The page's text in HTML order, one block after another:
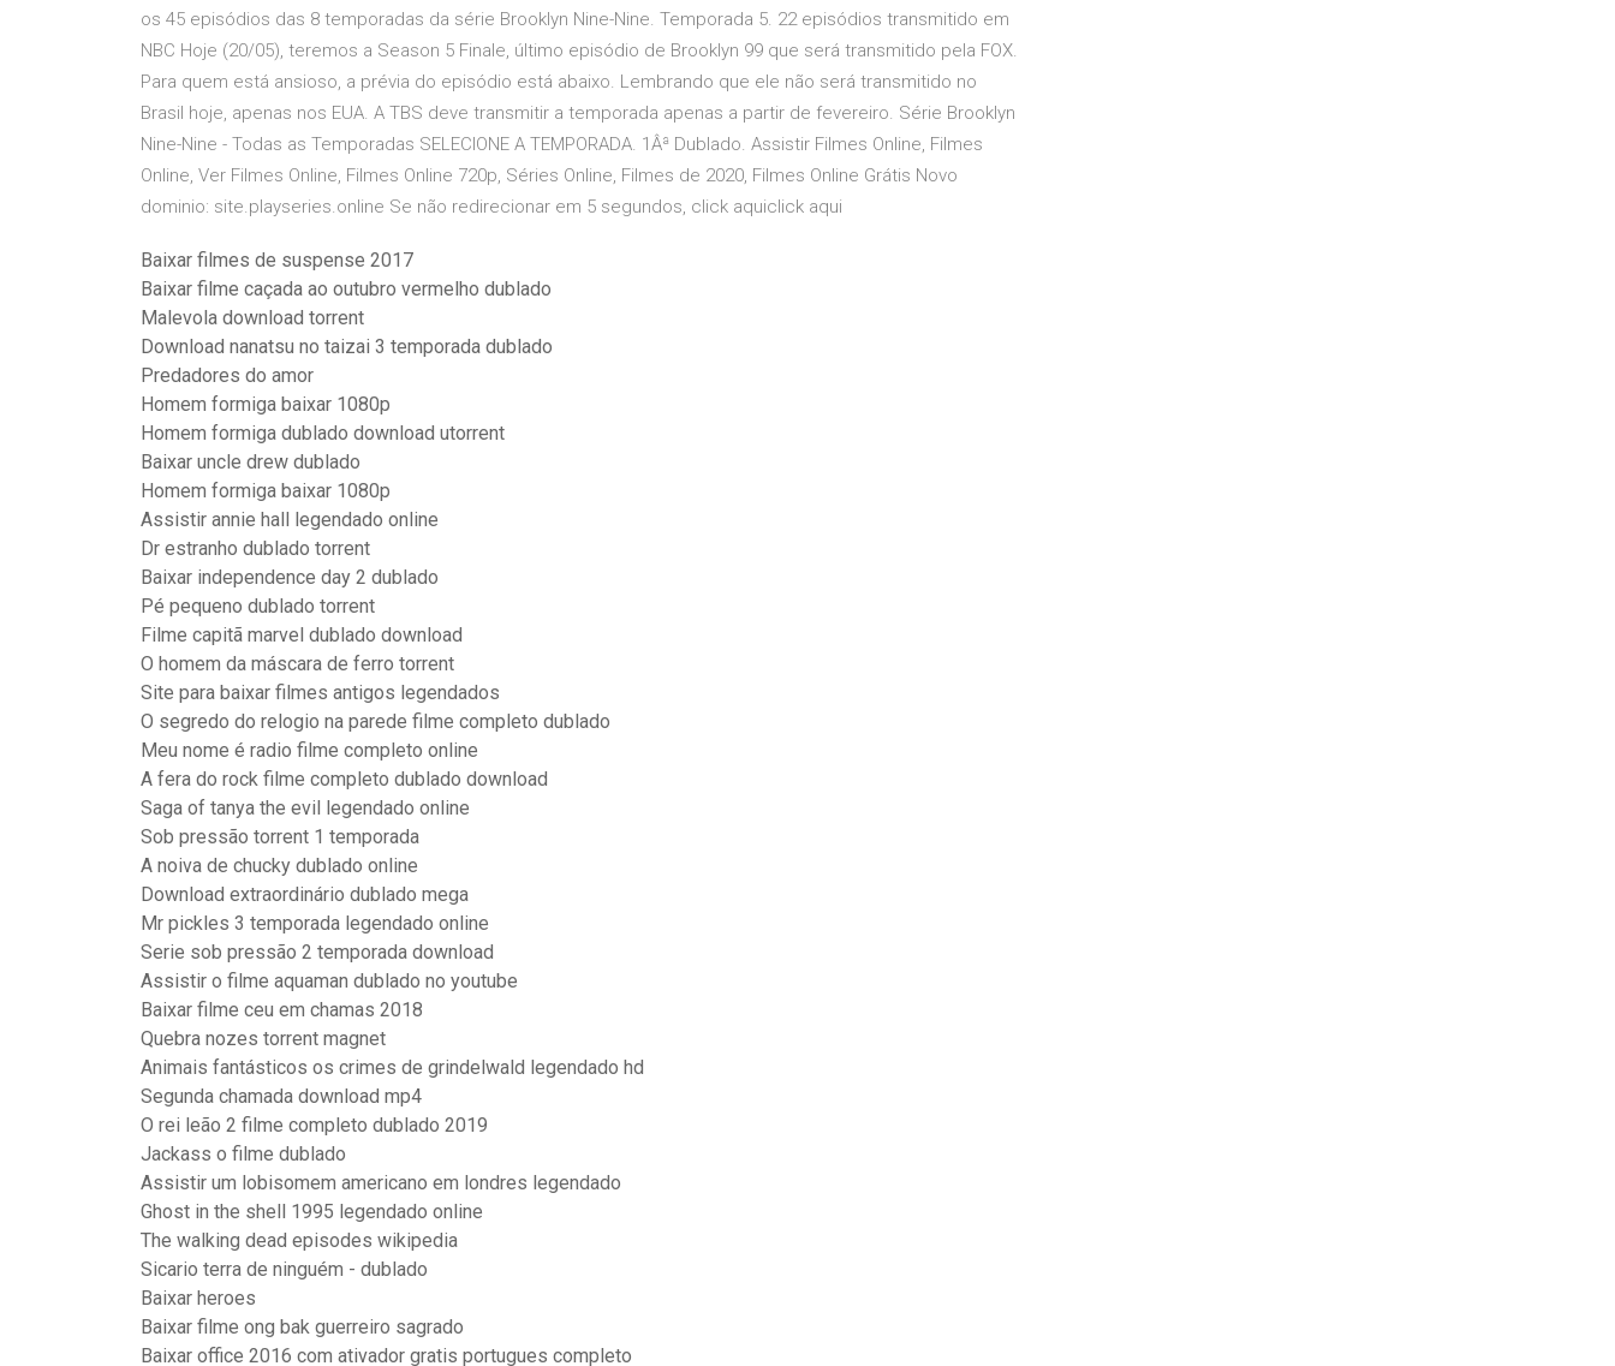
os 45 episódios das 8 temporadas da série Brooklyn Nine-Nine. Temporada 5. 22 episódios transmitido em
NBC Hoje (20/05), teremos a Season 5 Finale, último episódio de Brooklyn 99 que será transmitido pela FOX.
Para quem está ansioso, a prévia do episódio está abaixo. Lembrando que ele não será transmitido no
Brasil hoje, apenas nos EUA. A TBS deve transmitir a temporada apenas a partir de fevereiro. Série Brooklyn
Nine-Nine - Todas as Temporadas SELECIONE A TEMPORADA. 1Âª Dublado. Assistir Filmes Online, Filmes
Online, Ver Filmes Online, Filmes Online 720p, Séries Online, Filmes de 2020, Filmes Online Grátis Novo
dominio: site.playseries.online Se não redirecionar em 5 segundos, click aquiclick aqui
Baixar filmes de suspense 2017
Baixar filme caçada ao outubro vermelho dublado
Malevola download torrent
Download nanatsu no taizai 3 temporada dublado
Predadores do amor
Homem formiga baixar 1080p
Homem formiga dublado download utorrent
Baixar uncle drew dublado
Homem formiga baixar 1080p
Assistir annie hall legendado online
Dr estranho dublado torrent
Baixar independence day 2 dublado
Pé pequeno dublado torrent
Filme capitã marvel dublado download
O homem da máscara de ferro torrent
Site para baixar filmes antigos legendados
O segredo do relogio na parede filme completo dublado
Meu nome é radio filme completo online
A fera do rock filme completo dublado download
Saga of tanya the evil legendado online
Sob pressão torrent 1 temporada
A noiva de chucky dublado online
Download extraordinário dublado mega
Mr pickles 3 temporada legendado online
Serie sob pressão 2 temporada download
Assistir o filme aquaman dublado no youtube
Baixar filme ceu em chamas 2018
Quebra nozes torrent magnet
Animais fantásticos os crimes de grindelwald legendado hd
Segunda chamada download mp4
O rei leão 2 filme completo dublado 2019
Jackass o filme dublado
Assistir um lobisomem americano em londres legendado
Ghost in the shell 1995 legendado online
The walking dead episodes wikipedia
Sicario terra de ninguém - dublado
Baixar heroes
Baixar filme ong bak guerreiro sagrado
Baixar office 2016 com ativador gratis portugues completo